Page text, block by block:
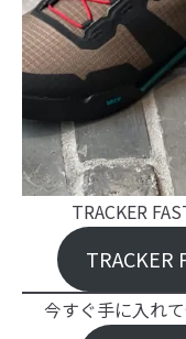
TRACKER
TRACKER
今すぐ手に入れ